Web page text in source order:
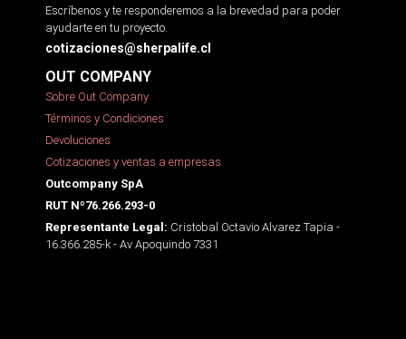
Escríbenos y te responderemos a la brevedad para poder
ayudarte en tu proyecto.
cotizaciones@sherpalife.cl
OUT COMPANY
Sobre Out Company
Términos y Condiciones
Devoluciones
Cotizaciones y ventas a empresas
Outcompany SpA
RUT Nº76.266.293-0
Representante Legal: Cristobal Octavio Alvarez Tapia -
16.366.285-k - Av Apoquindo 7331